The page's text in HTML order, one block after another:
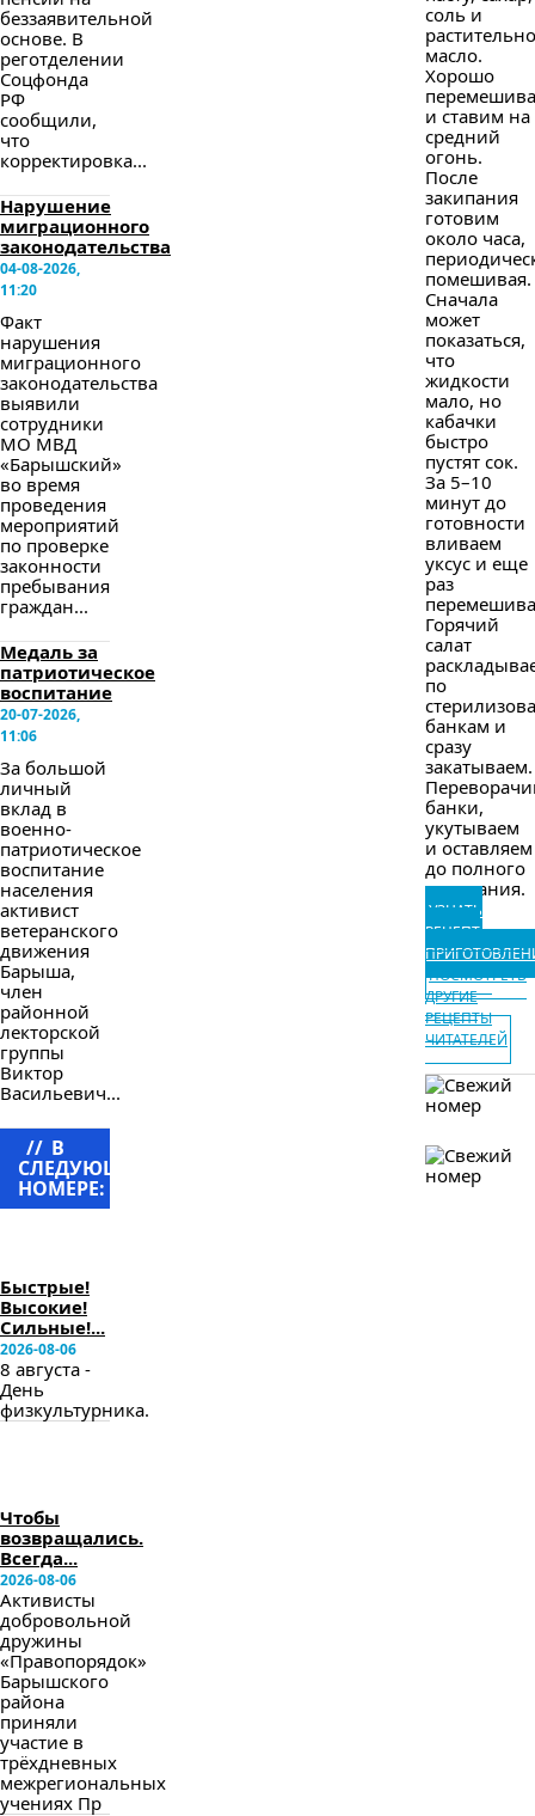
беззаявительной
основе. В
реготделении
Соцфонда
РФ
сообщили,
что
корректировка...
Нарушение
миграционного
законодательства
04-08-2026,
11:20
Факт
нарушения
миграционного
законодательства
выявили
сотрудники
МО МВД
«Барышский»
во время
проведения
мероприятий
по проверке
законности
пребывания
граждан...
Медаль за
патриотическое
воспитание
20-07-2026,
11:06
За большой
личный
вклад в
военно-
патриотическое
воспитание
населения
активист
ветеранского
движения
Барыша,
член
районной
лекторской
группы
Виктор
Васильевич...
// В
СЛЕДУЮЩЕМ
НОМЕРЕ:
Быстрые!
Высокие!
Сильные!...
2026-08-06
8 августа -
День
физкультурника.
Чтобы
возвращались.
Всегда...
2026-08-06
Активисты
добровольной
дружины
«Правопорядок»
Барышского
района
приняли
участие в
трёхдневных
межрегиональных
учениях Пр
соль и
масло.
Хорошо
и ставим на
средний
огонь.
После
закипания
готовим
около часа,
помешивая.
Сначала
может
показаться,
что
жидкости
мало, но
кабачки
быстро
пустят сок.
За 5–10
минут до
готовности
вливаем
уксус и еще
раз
Горячий
салат
по
банкам и
сразу
закатываем.
банки,
укутываем
и оставляем
до полного
остывания.
УЗНАТЬ
РЕЦЕПТ
ПОСМОТРЕТЬ
ДРУГИЕ
РЕЦЕПТЫ
ЧИТАТЕЛЕЙ